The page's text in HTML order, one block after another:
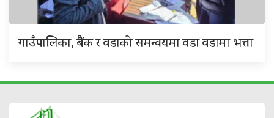
गाउँपालिका, बैंक र वडाको समन्वयमा वडा वडामा भत्ता